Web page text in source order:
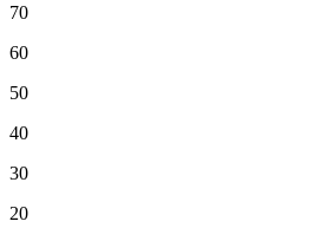
70
60
50
40
30
20